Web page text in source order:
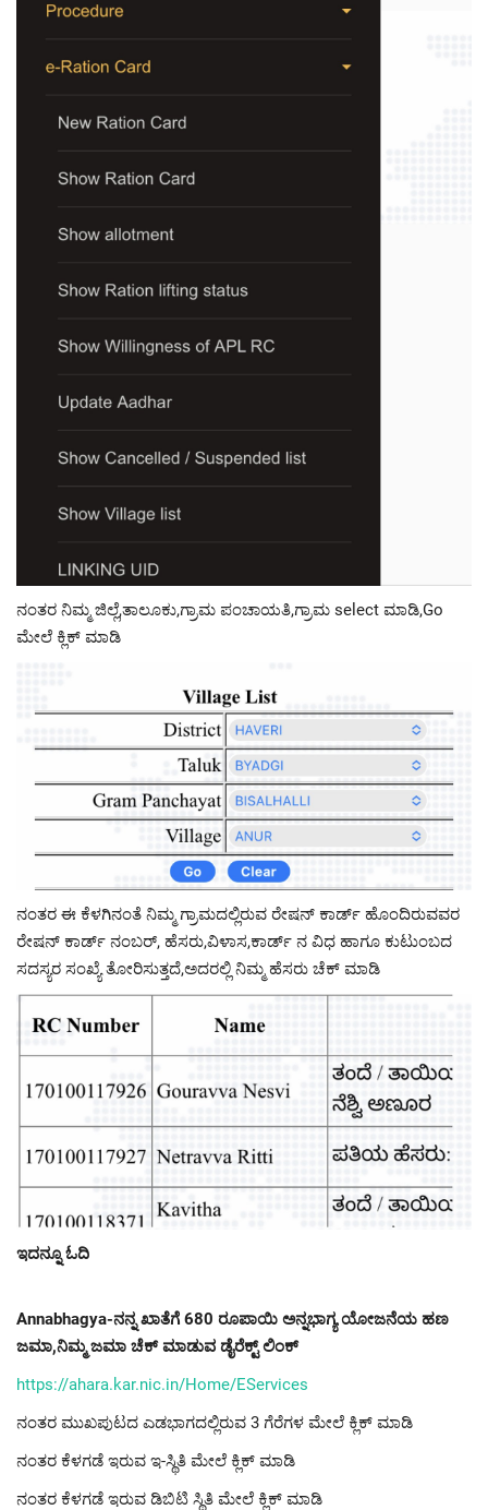
ನಂತರ ನಿಮ್ಮ ಜಿಲ್ಲೆ,ತಾಲೂಕು,ಗ್ರಾಮ ಪಂಚಾಯತಿ,ಗ್ರಾಮ select ಮಾಡಿ,Go
ಮೇಲೆ ಕ್ಲಿಕ್ ಮಾಡಿ
ನಂತರ ಈ ಕೆಳಗಿನಂತೆ ನಿಮ್ಮ ಗ್ರಾಮದಲ್ಲಿರುವ ರೇಷನ್ ಕಾರ್ಡ್ ಹೊಂದಿರುವವರ
ರೇಷನ್ ಕಾರ್ಡ್ ನಂಬರ್, ಹೆಸರು,ವಿಳಾಸ,ಕಾರ್ಡ್ ನ ವಿಧ ಹಾಗೂ ಕುಟುಂಬದ
ಸದಸ್ಯರ ಸಂಖ್ಯೆ ತೋರಿಸುತ್ತದೆ,ಅದರಲ್ಲಿ ನಿಮ್ಮ ಹೆಸರು ಚೆಕ್ ಮಾಡಿ
ಇದನ್ನೂ ಓದಿ
Annabhagya-ನನ್ನ ಖಾತೆಗೆ 680 ರೂಪಾಯಿ ಅನ್ನಭಾಗ್ಯ ಯೋಜನೆಯ ಹಣ
ಜಮಾ,ನಿಮ್ಮ ಜಮಾ ಚೆಕ್ ಮಾಡುವ ಡೈರೆಕ್ಟ್ ಲಿಂಕ್
https://ahara.kar.nic.in/Home/EServices
ನಂತರ ಮುಖಪುಟದ ಎಡಭಾಗದಲ್ಲಿರುವ 3 ಗೆರೆಗಳ ಮೇಲೆ ಕ್ಲಿಕ್ ಮಾಡಿ
ನಂತರ ಕೆಳಗಡೆ ಇರುವ ಇ-ಸ್ಥಿತಿ ಮೇಲೆ ಕ್ಲಿಕ್ ಮಾಡಿ
ನಂತರ ಕೆಳಗಡೆ ಇರುವ ಡಿಬಿಟಿ ಸ್ಥಿತಿ ಮೇಲೆ ಕ್ಲಿಕ್ ಮಾಡಿ